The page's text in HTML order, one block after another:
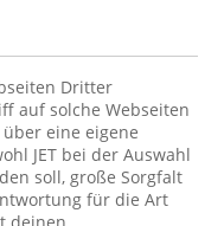
Dritter
auf solche Webseiten
eine eigene
JET bei der Auswahl
soll, große Sorgfalt
für die Art